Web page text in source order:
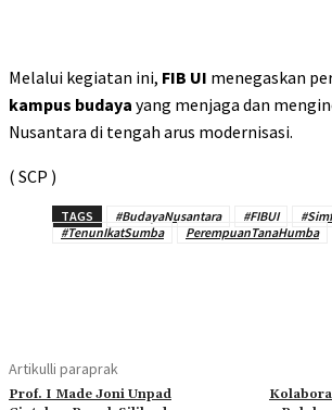
Melalui kegiatan ini, FIB UI menegaskan
kampus budaya yang menjaga dan
Nusantara di tengah arus modernisasi.
( SCP )
TAGS #BudayaNusantara #FIBUI
#TenunIkatSumba
PerempuanTanaHumba
Artikulli paraprak
Prof. I Made Joni Unpad